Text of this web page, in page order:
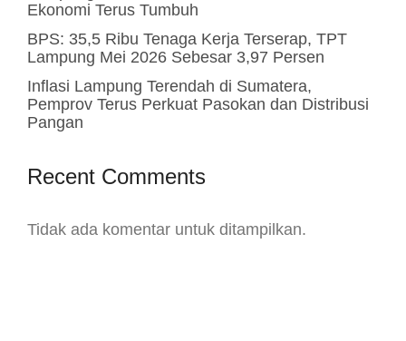
Ekonomi Terus Tumbuh
BPS: 35,5 Ribu Tenaga Kerja Terserap, TPT
Lampung Mei 2026 Sebesar 3,97 Persen
Inflasi Lampung Terendah di Sumatera,
Pemprov Terus Perkuat Pasokan dan Distribusi
Pangan
Recent Comments
Tidak ada komentar untuk ditampilkan.